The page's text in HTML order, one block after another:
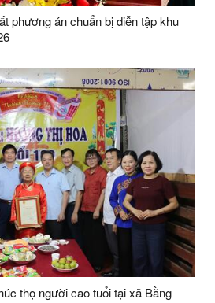
phương án chuẩn bị diễn tập khu
thọ người cao tuổi tại xã Bằng